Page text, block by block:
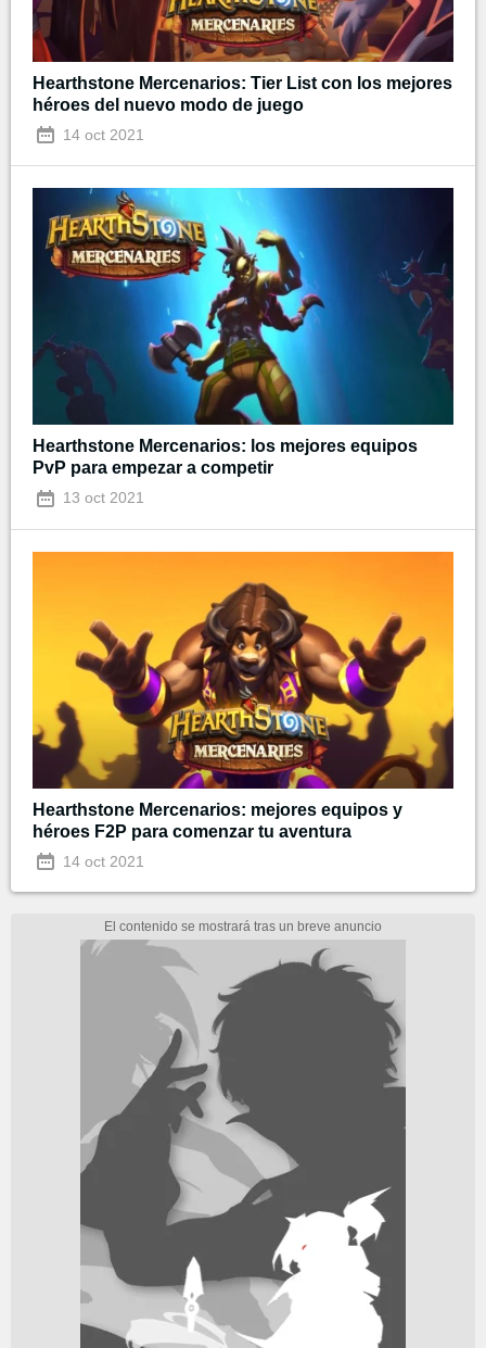
Hearthstone Mercenarios: Tier List con los mejores
héroes del nuevo modo de juego
14 oct 2021
Hearthstone Mercenarios: los mejores equipos
PvP para empezar a competir
13 oct 2021
Hearthstone Mercenarios: mejores equipos y
héroes F2P para comenzar tu aventura
14 oct 2021